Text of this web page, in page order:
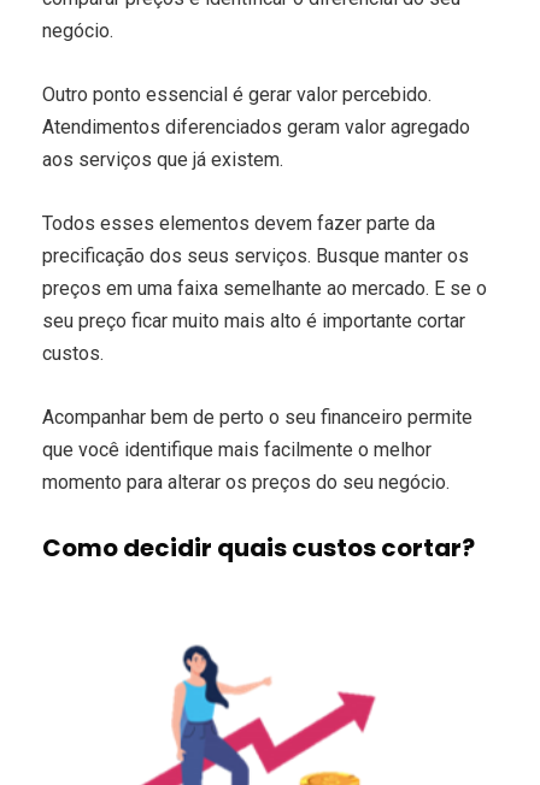
negócio.
Outro ponto essencial é gerar valor percebido.
Atendimentos diferenciados geram valor agregado
aos serviços que já existem.
Todos esses elementos devem fazer parte da
precificação dos seus serviços. Busque manter os
preços em uma faixa semelhante ao mercado. E se o
seu preço ficar muito mais alto é importante cortar
custos.
Acompanhar bem de perto o seu financeiro permite
que você identifique mais facilmente o melhor
momento para alterar os preços do seu negócio.
Como decidir quais custos cortar?